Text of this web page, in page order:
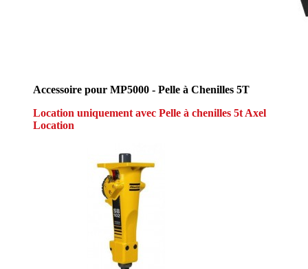
Accessoire pour MP5000 - Pelle à Chenilles 5T
Location uniquement avec Pelle à chenilles 5t Axel
Location